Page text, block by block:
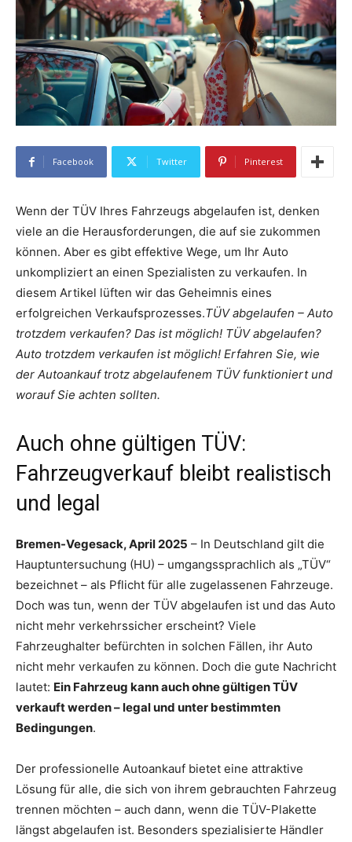
Facebook Twitter Pinterest
Wenn der TÜV Ihres Fahrzeugs abgelaufen ist, denken
viele an die Herausforderungen, die auf sie zukommen
können. Aber es gibt effektive Wege, um Ihr Auto
unkompliziert an einen Spezialisten zu verkaufen. In
diesem Artikel lüften wir das Geheimnis eines
erfolgreichen Verkaufsprozesses.TÜV abgelaufen – Auto
trotzdem verkaufen? Das ist möglich! TÜV abgelaufen?
Auto trotzdem verkaufen ist möglich! Erfahren Sie, wie
der Autoankauf trotz abgelaufenem TÜV funktioniert und
worauf Sie achten sollten.
Auch ohne gültigen TÜV:
Fahrzeugverkauf bleibt realistisch
und legal
Bremen-Vegesack, April 2025 – In Deutschland gilt die
Hauptuntersuchung (HU) – umgangssprachlich als „TÜV“
bezeichnet – als Pflicht für alle zugelassenen Fahrzeuge.
Doch was tun, wenn der TÜV abgelaufen ist und das Auto
nicht mehr verkehrssicher erscheint? Viele
Fahrzeughalter befürchten in solchen Fällen, ihr Auto
nicht mehr verkaufen zu können. Doch die gute Nachricht
lautet: Ein Fahrzeug kann auch ohne gültigen TÜV
verkauft werden – legal und unter bestimmten
Bedingungen.
Der professionelle Autoankauf bietet eine attraktive
Lösung für alle, die sich von ihrem gebrauchten Fahrzeug
trennen möchten – auch dann, wenn die TÜV-Plakette
längst abgelaufen ist. Besonders spezialisierte Händler